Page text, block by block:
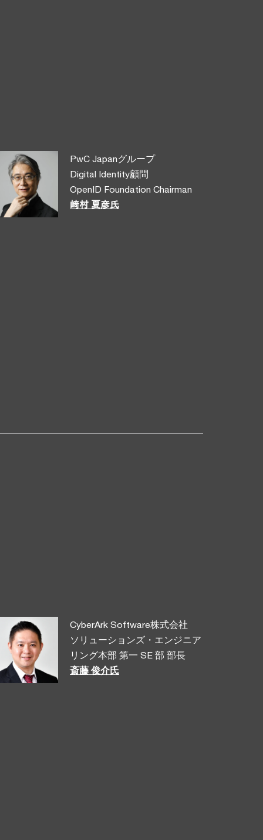
PwC Japanグループ
Digital Identity顧問
OpenID Foundation Chairman
﨑村 夏彦氏
CyberArk Software株式会社
ソリューションズ・エンジニア
リング本部 第一 SE 部 部長
斎藤 俊介氏